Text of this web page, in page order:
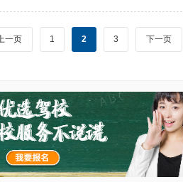
一页 1 2 3 下一页